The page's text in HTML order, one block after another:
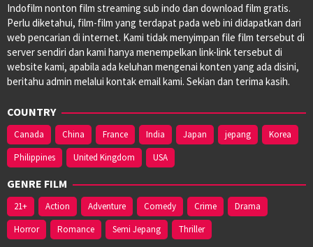
Indofilm nonton film streaming sub indo dan download film gratis.
Perlu diketahui, film-film yang terdapat pada web ini didapatkan dari
web pencarian di internet. Kami tidak menyimpan file film tersebut di
server sendiri dan kami hanya menempelkan link-link tersebut di
website kami, apabila ada keluhan mengenai konten yang ada disini,
beritahu admin melalui kontak email kami. Sekian dan terima kasih.
COUNTRY
Canada China France India Japan jepang
Korea
Philippines
United Kingdom USA
GENRE FILM
21+ Action Adventure Comedy Crime
Drama
Horror
Romance Semi Jepang Thriller